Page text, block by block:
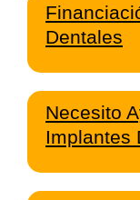
Dentales
Necesito
Implantes